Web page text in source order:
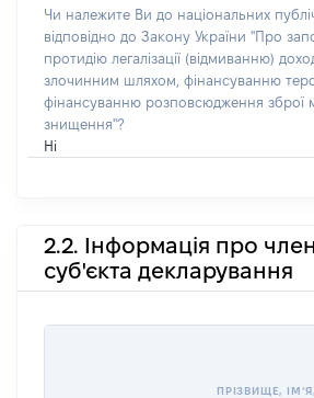
Чи належите Ви до національних
відповідно до Закону України "Про
протидію легалізації (відмиванню)
злочинним шляхом, фінансуванню
фінансуванню розповсюдження зброї
знищення"?
Ні
2.2. Інформація про
суб'єкта декларування
ПРІЗВИЩЕ,